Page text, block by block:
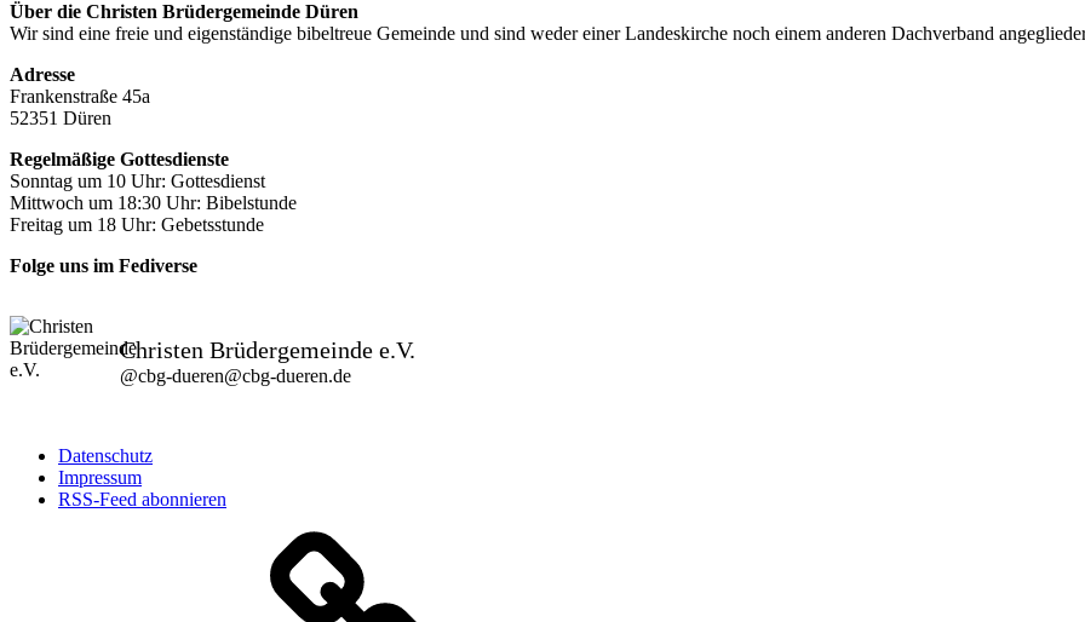
Über die Christen Brüdergemeinde Düren
Wir sind eine freie und eigenständige bibeltreue Gemeinde und sind weder einer Landeskirche noch einem anderen Dachverband
Adresse
Frankenstraße 45a
52351 Düren
Regelmäßige Gottesdienste
Sonntag um 10 Uhr: Gottesdienst
Mittwoch um 18:30 Uhr: Bibelstunde
Freitag um 18 Uhr: Gebetsstunde
Folge uns im Fediverse
Christen Brüdergemeinde e.V.
@cbg-dueren@cbg-dueren.de
Datenschutz
Impressum
RSS-Feed abonnieren